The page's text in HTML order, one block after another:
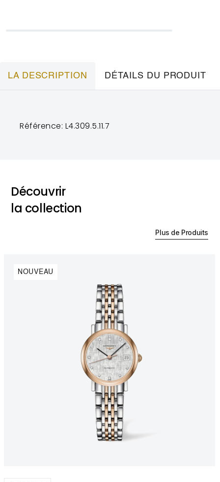
LA DESCRIPTION DÉTAILS DU PRODUIT
Référence: L4.309.5.11.7
Découvrir
la collection
Plus de Produits
NOUVEAU